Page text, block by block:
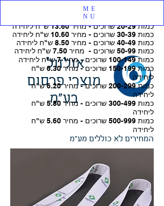
אולזול
מוצרי פרסום
בע"מ
ME
NU
שרוך (לא לבן) או עם הדפסה דו צדדית + קליפס תנין
כמות 20-29 שרוכים - מחיר 13.60 ש"ח ליחידה
כמות 30-39 שרוכים - מחיר 10.60 ש"ח ליחידה
כמות 40-49 שרוכים - מחיר 8.50 ש"ח ליחידה
כמות 50-99 שרוכים - מחיר 7.50
ש"ח ליחידה
כמות 100-149 שרוכים - מחיר 7 ש"ח ליחידה
כמות 150-199 שרוכים - מחיר 6.30 ש"ח
ליחידה
כמות 200-299 שרוכים - מחיר 6.20 ש"ח
ליחידה
כמות 300-499 שרוכים - מחיר 5.80 ש"ח
ליחידה
כמות 500-999 שרוכים - מחיר 5.60 ש"ח
ליחידה
המחירים לא כוללים מע"מ